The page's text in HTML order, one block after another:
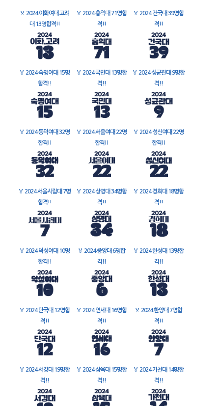
🏅 2024 이화여대 고려
대 13명합격!!
🏅 2024 홍익대 71명합
격!!
🏅 2024 건국대 39명합
격!!
🏅 2024 숙명여대 15명
합격!!
🏅 2024 국민대 13명합
격!!
🏅 2024 성균관대 9명합
격!!
🏅 2024 동덕여대 32명
합격!!
🏅 2024 서울여대 22명
합격!!
🏅 2024 성신여대 22명
합격!!
🏅 2024 서울시립대 7명
합격!!
🏅 2024 상명대 34명합
격!!
🏅 2024 경희대 18명합
격!!
🏅 2024 덕성여대 10명
합격!!
🏅 2024 중앙대 6명합
격!!
🏅 2024 한성대 13명합
격!!
🏅 2024 단국대 12명합
격!!
🏅 2024 연세대 16명합
격!!
🏅 2024 한양대 7명합
격!!
🏅 2024 서경대 19명합
격!!
🏅 2024 삼육대 15명합
격!!
🏅 2024 가천대 14명합
격!!